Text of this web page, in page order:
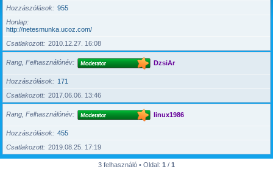
Hozzászólások
955
Honlap
http://netesmunka.ucoz.com/
Csatlakozott
2010.12.27. 16:08
Rang, Felhasználónév DzsiAr
Hozzászólások
171
Csatlakozott
2017.06.06. 13:46
Rang, Felhasználónév linux1986
Hozzászólások
455
Csatlakozott
2019.08.25. 17:19
3 felhasználó • Oldal: 1 / 1